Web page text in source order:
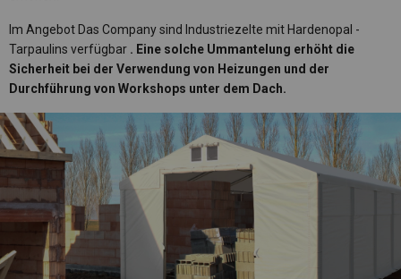
Im Angebot Das Company sind Industriezelte mit Hardenopal -
Tarpaulins verfügbar . Eine solche Ummantelung erhöht die
Sicherheit bei der Verwendung von Heizungen und der
Durchführung von Workshops unter dem Dach.